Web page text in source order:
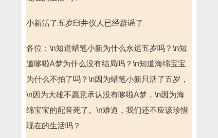
小新活了五岁臼井仪人已经辟谣了
各位：\n知道蜡笔小新为什么永远五岁吗？\n知
道哆啦A梦为什么没有结局吗？\n知道海绵宝宝
为什么不拍了吗？\n因为蜡笔小新只活了五岁，
\n因为大雄不愿意承认没有哆啦A梦，\n因为海
绵宝宝的配音死了。\n难道，我们还不应该珍惜
现在的生活吗？